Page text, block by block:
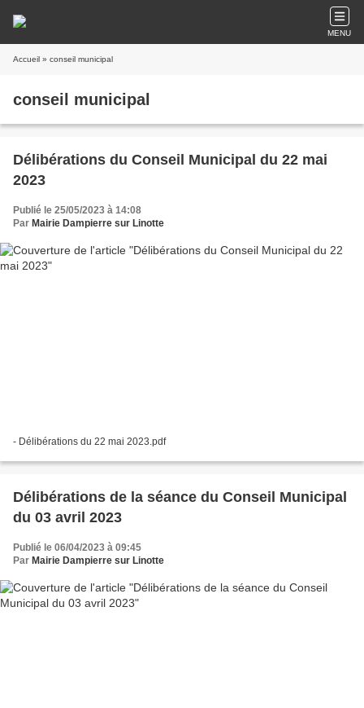
MENU
Accueil » conseil municipal
conseil municipal
Délibérations du Conseil Municipal du 22 mai
2023
Publié le 25/05/2023 à 14:08
Par Mairie Dampierre sur Linotte
- Délibérations du 22 mai 2023.pdf
Délibérations de la séance du Conseil Municipal
du 03 avril 2023
Publié le 06/04/2023 à 09:45
Par Mairie Dampierre sur Linotte